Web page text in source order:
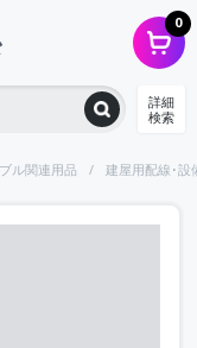
0
詳細
検索
ル関連用品 建屋用配線･設